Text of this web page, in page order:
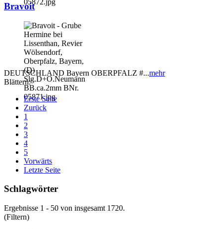
Bravoit
DEUTSCHLAND Bayern OBERPFALZ #...mehr
Blättern:
Erste Seite
Zurück
1
2
3
4
5
Vorwärts
Letzte Seite
Schlagwörter
Ergebnisse 1 - 50 von insgesamt 1720.
(Filtern)